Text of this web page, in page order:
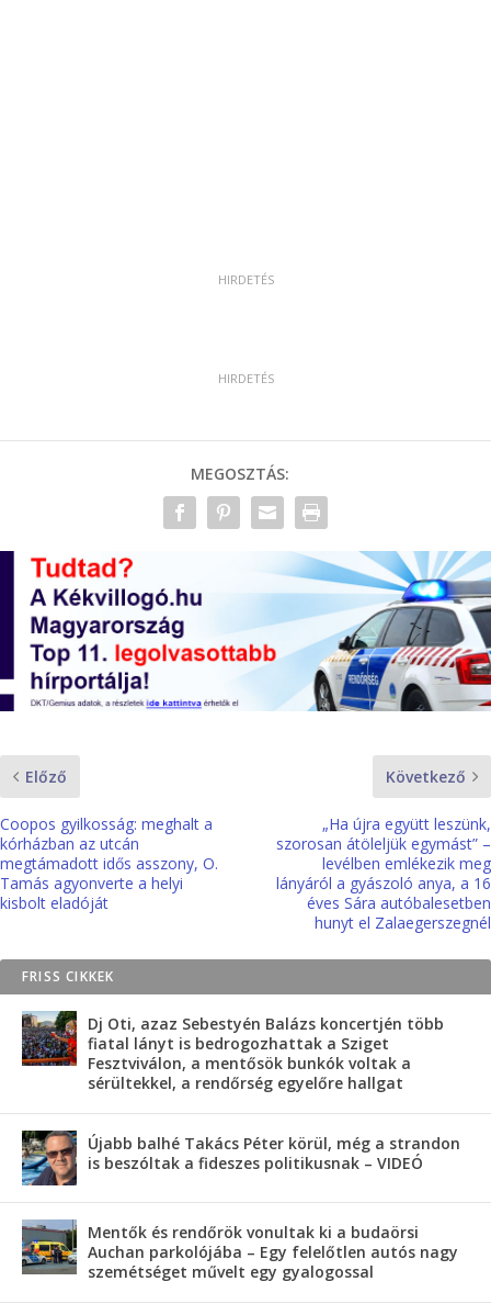
MEGOSZTÁS:
Előző
Coopos gyilkosság: meghalt a
kórházban az utcán
megtámadott idős asszony, O.
Tamás agyonverte a helyi
kisbolt eladóját
Következő
„Ha újra együtt leszünk,
szorosan átöleljük egymást” –
levélben emlékezik meg
lányáról a gyászoló anya, a 16
éves Sára autóbalesetben
hunyt el Zalaegerszegnél
FRISS CIKKEK
Dj Oti, azaz Sebestyén Balázs koncertjén több
fiatal lányt is bedrogozhattak a Sziget
Fesztviválon, a mentősök bunkók voltak a
sérültekkel, a rendőrség egyelőre hallgat
Újabb balhé Takács Péter körül, még a strandon
is beszóltak a fideszes politikusnak – VIDEÓ
Mentők és rendőrök vonultak ki a budaörsi
Auchan parkolójába – Egy felelőtlen autós nagy
szemétséget művelt egy gyalogossal